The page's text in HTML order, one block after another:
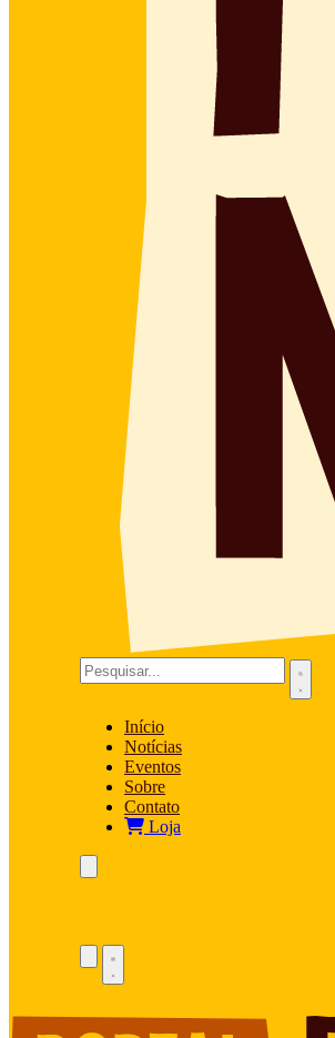
Início
Notícias
Eventos
Sobre
Contato
Loja